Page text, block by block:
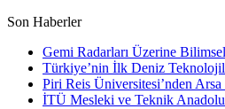
Son Haberler
Gemi Radarları Üzerine
Türkiye’nin İlk Deniz
Piri Reis Üniversitesi’nden Arsa
İTÜ Mesleki ve Teknik